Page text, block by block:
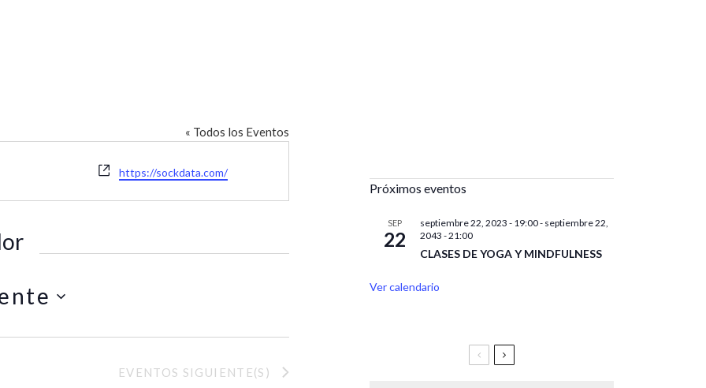
« Todos los Eventos
W
b
t
https://sockdata.com/
EVENTOS SIGUIENTE(S)
Próximos eventos
SEP
22
septiembre 22, 2023 - 19:00- septiembre 22,
2043 - 21:00
CLASES DE YOGA Y MINDFULNESS
Ver calendario